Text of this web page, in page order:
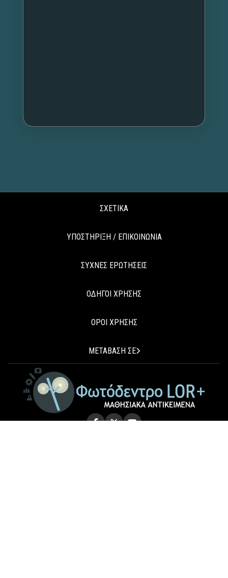
ΣΧΕΤΙΚΑ
ΥΠΟΣΤΗΡΙΞΗ / ΕΠΙΚΟΙΝΩΝΙΑ
ΣΥΧΝΕΣ ΕΡΩΤΗΣΕΙΣ
ΟΔΗΓΟΙ ΧΡΗΣΗΣ
ΟΡΟΙ ΧΡΗΣΗΣ
ΜΕΤΑΒΑΣΗ ΣΕ